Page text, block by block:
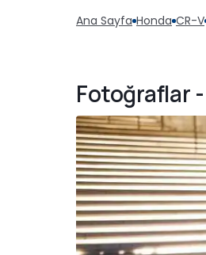
Ana Sayfa Honda CR-V
Fotoğraflar -